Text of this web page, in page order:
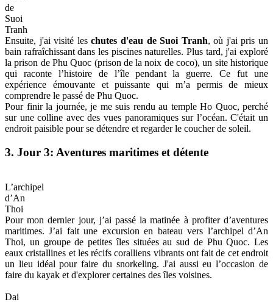
Chutes
Suoi
Tranh
Ensuite, j'ai visité les
bain rafraîchissant dans les piscines naturelles. Plus tard, j'ai exploré
la prison de Phu Quoc (prison de la noix de coco), un site historique
qui raconte l’histoire de l’île pendant la guerre. Ce fut une
expérience émouvante et puissante qui m’a permis de mieux
comprendre le passé de Phu Quoc.
Pour finir la journée, je me suis rendu au temple Ho Quoc, perché
endroit paisible pour se détendre et regarder le coucher de soleil.